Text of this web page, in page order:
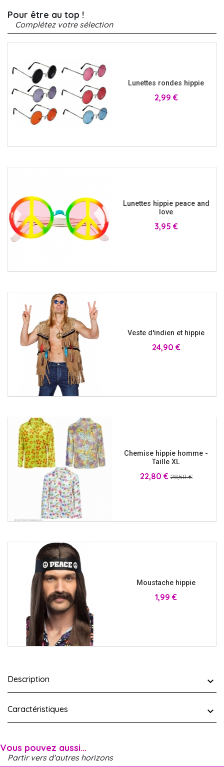
Pour être au top !
Complétez votre sélection
Lunettes rondes hippie
Prix
2,99 €
Lunettes hippie peace and
love
Prix
3,95 €
Veste d'indien et hippie
Prix
24,90 €
Chemise hippie homme -
Taille XL
Prix
22,80 € Prix
28,50 €
Moustache hippie
Prix
1,99 €
Description
Caractéristiques
Vous pouvez aussi...
Partir vers d'autres horizons